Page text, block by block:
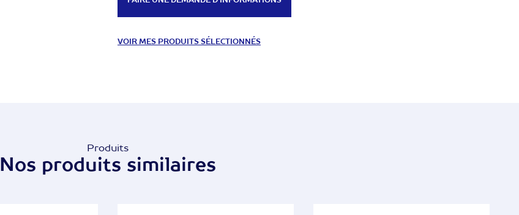
VOIR MES PRODUITS SÉLECTIONNÉS
Produits
Nos produits similaires